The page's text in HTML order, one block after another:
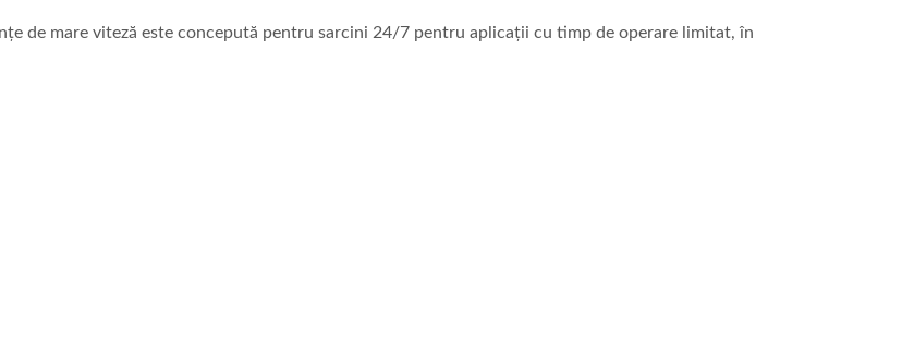
de mare viteză este concepută pentru sarcini 24/7 pentru aplicații cu timp de operare limitat, în